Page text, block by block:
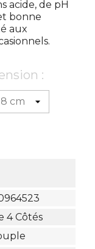
acide, de pH
bonne
aux
:
4 Côtés